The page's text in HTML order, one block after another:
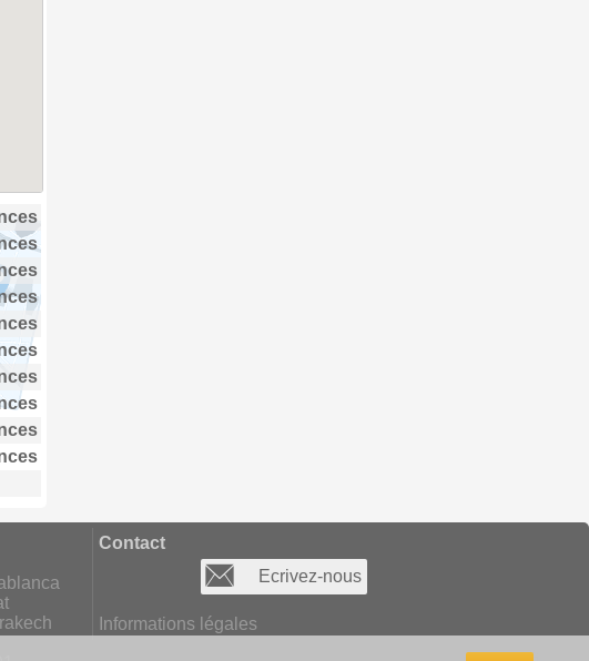
Contact
Ecrivez-nous
Informations légales